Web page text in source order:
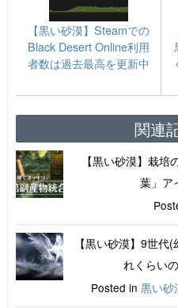
【黒い砂漠】Steamでの
Black Desert Online利用
者数は過去最高を更新中
関連
【黒い砂漠】栽
葉」ア
【黒い砂漠】9世代
れくらい
Posted in 黒い砂